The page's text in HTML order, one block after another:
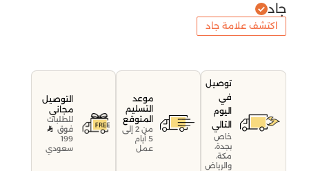
جاد
اكتشف علامة جاد
توصيل
في
اليوم
التالي
خاص
بجدة،
مكة،
والرياض
موعد
التسليم
المتوقع
من 2 إلى
5 أيام
عمل
التوصيل
مجاني
للطلبات
فوق
199
سعودي